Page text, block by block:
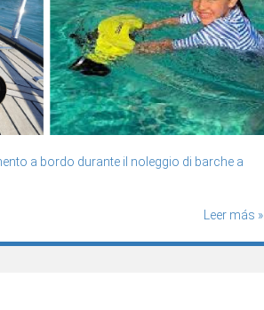
a bordo durante il noleggio di barche a
Leer más »